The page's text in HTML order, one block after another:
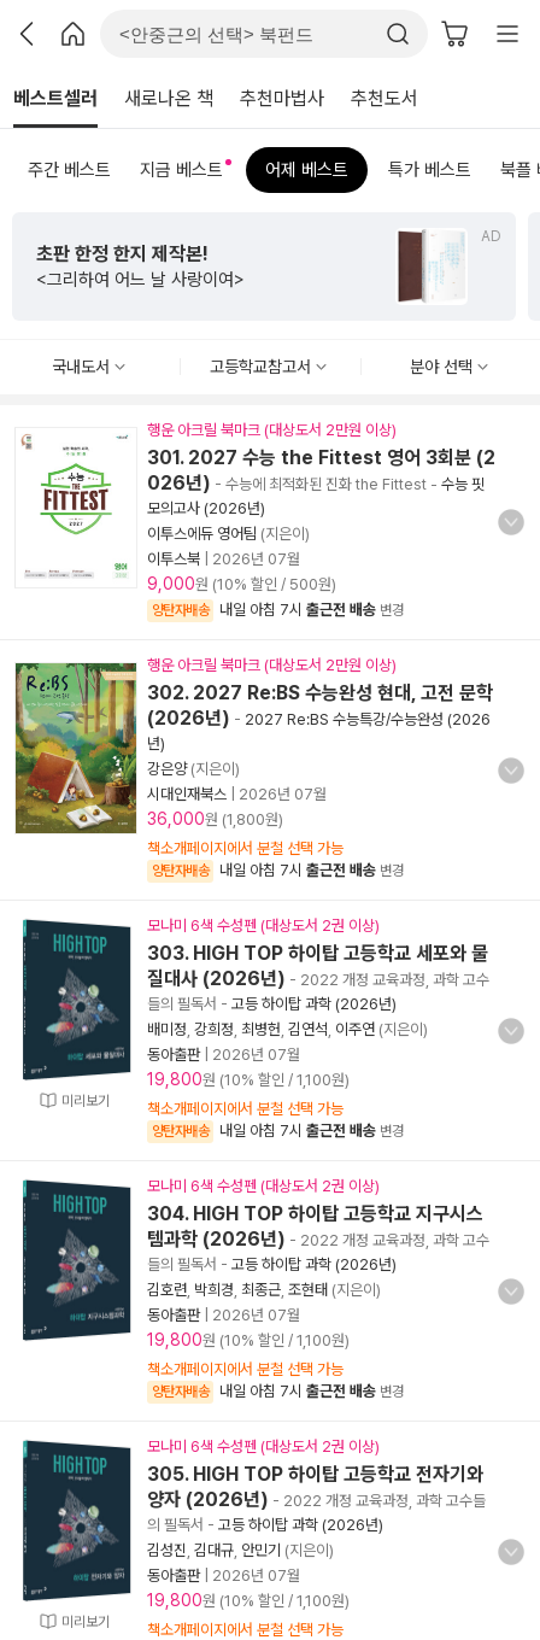
베스트셀러 새로나온 책 추천마법사 추천도서
주간 베스트 지금 베스트 어제 베스트 특가 베스트 북플
수능까지 연결되는
초등 비문학 필독서
<초등 매3비>
국내도서 고등학교참고서 분야 선택
행운 아크릴 북마크 (대상도서 2만원 이상)
301. 2027 수능 the Fittest 영어 3회분 (2
026년) - 수능에 최적화된 진화 the Fittest - 수능 핏
모의고사 (2026년)
이투스에듀 영어팀 (지은이)
이투스북
2026년 07월
9,000원 (10% 할인 / 500원)
양탄자배송 내일 아침 7시 출근전 배송 변경
행운 아크릴 북마크 (대상도서 2만원 이상)
302. 2027 Re:BS 수능완성 현대, 고전 문학
(2026년) - 2027 Re:BS 수능특강/수능완성 (2026
년)
강은양(지은이)
시대인재북스
2026년 07월
36,000원 (1,800원)
책소개페이지에서 분철 선택 가능
양탄자배송 내일 아침 7시 출근전 배송 변경
미리보기
모나미 6색 수성펜 (대상도서 2권 이상)
303. HIGH TOP 하이탑 고등학교 세포와 물
질대사 (2026년) - 2022 개정 교육과정, 과학 고수
들의 필독서 - 고등 하이탑 과학 (2026년)
배미정 강희정 최병헌 김연석 이주연 (지은이)
동아출판| 2026년 07월
19,800원 (10% 할인 / 1,100원)
책소개페이지에서 분철 선택 가능
양탄자배송 내일 아침 7시 출근전 배송 변경
모나미 6색 수성펜 (대상도서 2권 이상)
304. HIGH TOP 하이탑 고등학교 지구시스
템과학 (2026년) - 2022 개정 교육과정, 과학 고수
들의 필독서 - 고등 하이탑 과학 (2026년)
김호련 박희경 최종근 조현태 (지은이)
동아출판| 2026년 07월
19,800원 (10% 할인 / 1,100원)
책소개페이지에서 분철 선택 가능
양탄자배송 내일 아침 7시 출근전 배송 변경
미리보기
모나미 6색 수성펜 (대상도서 2권 이상)
305. HIGH TOP 하이탑 고등학교 전자기와
양자 (2026년) - 2022 개정 교육과정, 과학 고수들
의 필독서 - 고등 하이탑 과학 (2026년)
김성진 김대규 안민기 (지은이)
동아출판| 2026년 07월
19,800원 (10% 할인 / 1,100원)
책소개페이지에서 분철 선택 가능